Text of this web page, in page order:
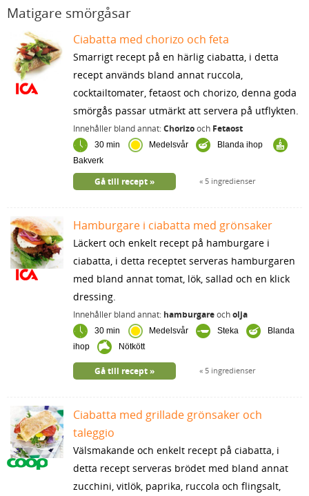
Matigare smörgåsar
Ciabatta med chorizo och feta
Smarrigt recept på en härlig ciabatta, i detta
recept används bland annat ruccola,
cocktailtomater, fetaost och chorizo, denna goda
smörgås passar utmärkt att servera på utflykten.
Innehåller bland annat:Chorizooch Fetaost
30 min Medelsvår
Blanda ihop
Bakverk
5 ingredienser
Gå till recept
Hamburgare i ciabatta med grönsaker
Läckert och enkelt recept på hamburgare i
ciabatta, i detta receptet serveras hamburgaren
med bland annat tomat, lök, sallad och en klick
dressing.
Innehåller bland annat: hamburgareocholja
30 min Medelsvår Steka
Blanda
ihop
Nötkött
5 ingredienser
Gå till recept
Ciabatta med grillade grönsaker och
taleggio
Välsmakande och enkelt recept på ciabatta, i
detta recept serveras brödet med bland annat
zucchini, vitlök, paprika, ruccola och flingsalt,